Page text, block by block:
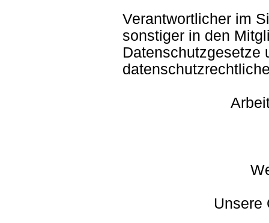
Verantwortlicher im
sonstiger in den
Datenschutzgesetze
Unsere